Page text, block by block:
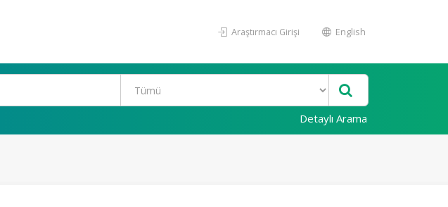
Araştırmacı Girişi English
Detaylı Arama